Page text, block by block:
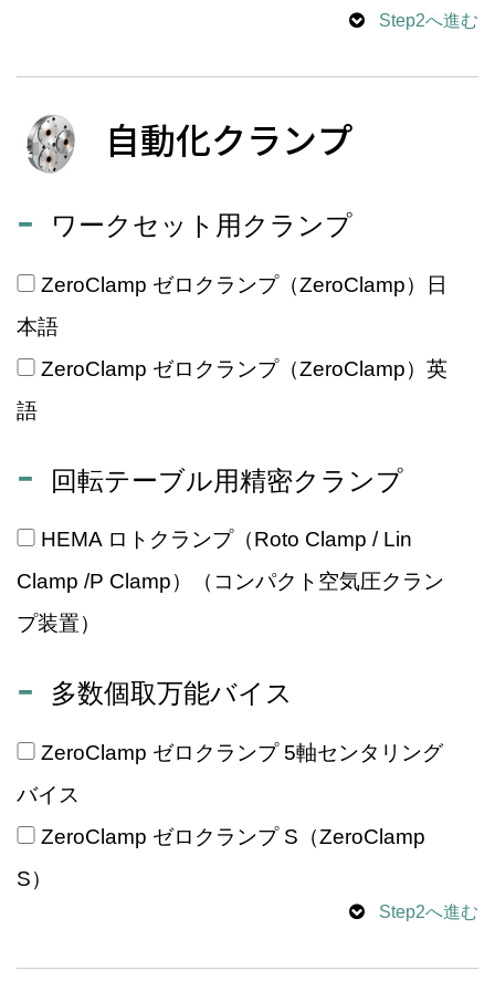
Step2へ進む
自動化クランプ
ワークセット用クランプ
ZeroClamp ゼロクランプ（ZeroClamp）日
本語
ZeroClamp ゼロクランプ（ZeroClamp）英
語
回転テーブル用精密クランプ
HEMA ロトクランプ（Roto Clamp / Lin
Clamp /P Clamp）（コンパクト空気圧クラン
プ装置）
多数個取万能バイス
ZeroClamp ゼロクランプ 5軸センタリング
バイス
ZeroClamp ゼロクランプ S（ZeroClamp
S）
Step2へ進む